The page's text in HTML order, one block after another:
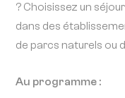
? Choisissez un
dans des
de parcs naturels ou
Au programme :